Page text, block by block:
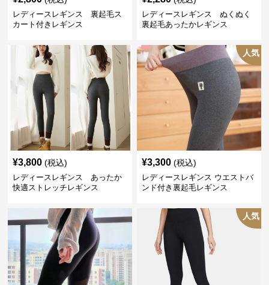
レディースレギンス 裏起毛ス
カート付きレギンス
レディースレギンス ぬくぬく
裏起毛あったかレギンス
¥3,800 (税込)
レディースレギンス あったか
快適ストレッチレギンス
人気
¥3,300 (税込)
レディースレギンス ウエストバ
ンド付き裏起毛レギンス
人気